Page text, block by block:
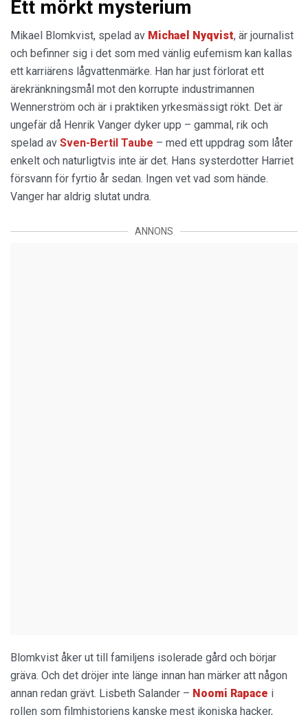
Ett mörkt mysterium
Mikael Blomkvist, spelad av Michael Nyqvist, är journalist
och befinner sig i det som med vänlig eufemism kan kallas
ett karriärens lågvattenmärke. Han har just förlorat ett
ärekränkningsmål mot den korrupte industrimannen
Wennerström och är i praktiken yrkesmässigt rökt. Det är
ungefär då Henrik Vanger dyker upp – gammal, rik och
spelad av Sven-Bertil Taube – med ett uppdrag som låter
enkelt och naturligtvis inte är det. Hans systerdotter Harriet
försvann för fyrtio år sedan. Ingen vet vad som hände.
Vanger har aldrig slutat undra.
ANNONS
Blomkvist åker ut till familjens isolerade gård och börjar
gräva. Och det dröjer inte länge innan han märker att någon
annan redan grävt. Lisbeth Salander – Noomi Rapace i
rollen som filmhistoriens kanske mest ikoniska hacker,